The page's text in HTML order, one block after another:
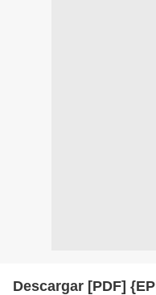
Descargar [PDF]